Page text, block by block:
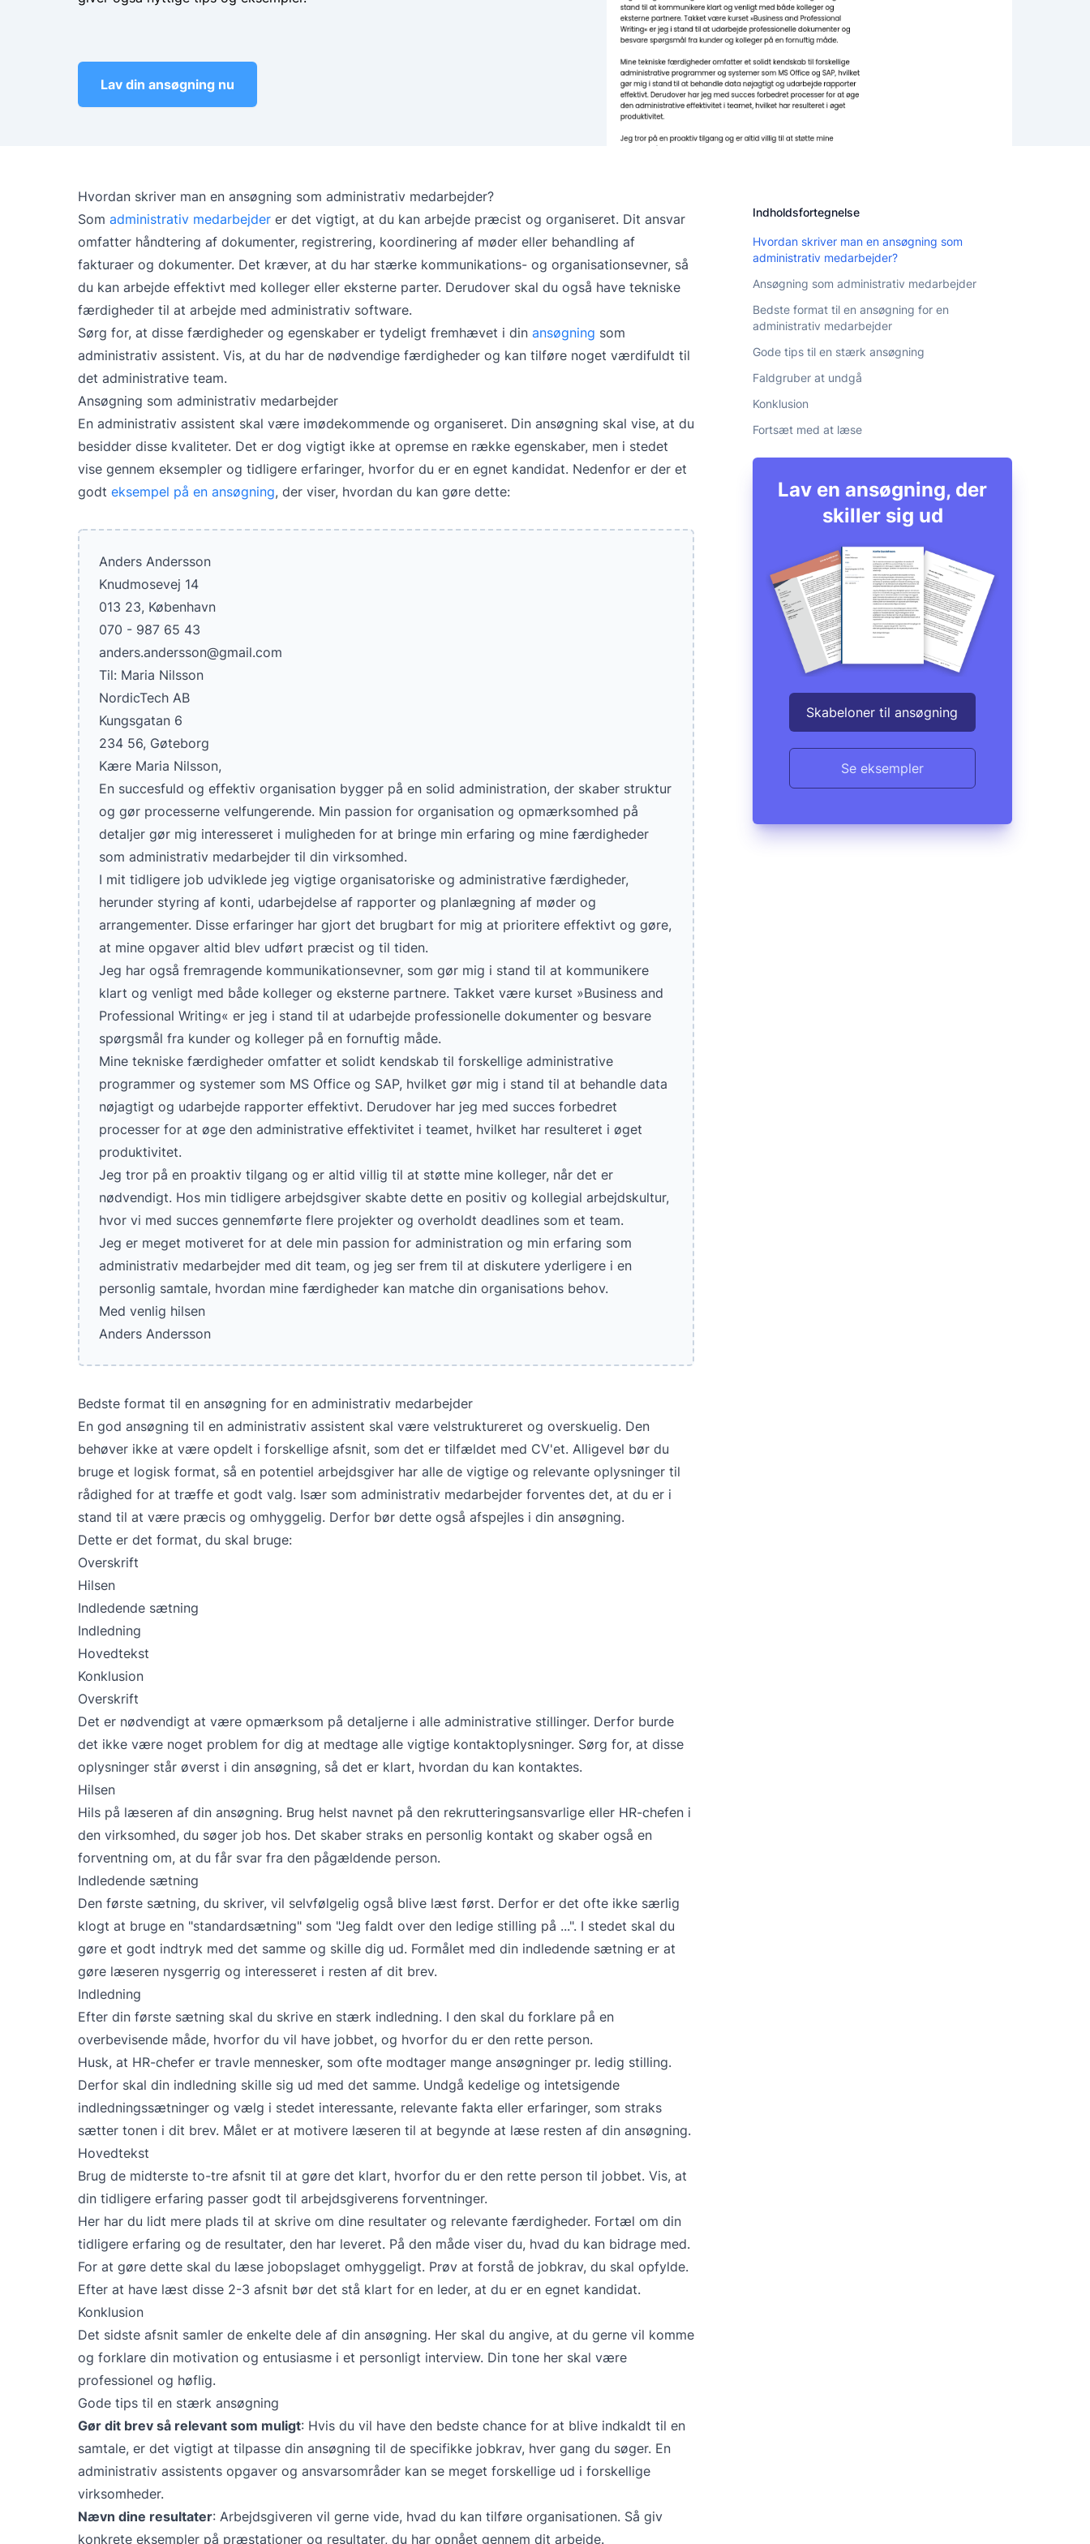
Lav din ansøgning nu
Hvordan skriver man en ansøgning som administrativ medarbejder?
Som administrativ medarbejder er det vigtigt, at du kan arbejde præcist og organiseret. Dit ansvar
omfatter håndtering af dokumenter, registrering, koordinering af møder eller behandling af
fakturaer og dokumenter. Det kræver, at du har stærke kommunikations- og organisationsevner, så
du kan arbejde effektivt med kolleger eller eksterne parter. Derudover skal du også have tekniske
færdigheder til at arbejde med administrativ software.
Sørg for, at disse færdigheder og egenskaber er tydeligt fremhævet i din ansøgning som
administrativ assistent. Vis, at du har de nødvendige færdigheder og kan tilføre noget værdifuldt til
det administrative team.
Ansøgning som administrativ medarbejder
En administrativ assistent skal være imødekommende og organiseret. Din ansøgning skal vise, at du
besidder disse kvaliteter. Det er dog vigtigt ikke at opremse en række egenskaber, men i stedet
vise gennem eksempler og tidligere erfaringer, hvorfor du er en egnet kandidat. Nedenfor er der et
godt eksempel på en ansøgning, der viser, hvordan du kan gøre dette:
Anders Andersson
Knudmosevej 14
013 23, København
070 - 987 65 43
anders.andersson@gmail.com
Til: Maria Nilsson
NordicTech AB
Kungsgatan 6
234 56, Gøteborg
Kære Maria Nilsson,
En succesfuld og effektiv organisation bygger på en solid administration, der skaber struktur
og gør processerne velfungerende. Min passion for organisation og opmærksomhed på
detaljer gør mig interesseret i muligheden for at bringe min erfaring og mine færdigheder
som administrativ medarbejder til din virksomhed.
I mit tidligere job udviklede jeg vigtige organisatoriske og administrative færdigheder,
herunder styring af konti, udarbejdelse af rapporter og planlægning af møder og
arrangementer. Disse erfaringer har gjort det brugbart for mig at prioritere effektivt og gøre,
at mine opgaver altid blev udført præcist og til tiden.
Jeg har også fremragende kommunikationsevner, som gør mig i stand til at kommunikere
klart og venligt med både kolleger og eksterne partnere. Takket være kurset »Business and
Professional Writing« er jeg i stand til at udarbejde professionelle dokumenter og besvare
spørgsmål fra kunder og kolleger på en fornuftig måde.
Mine tekniske færdigheder omfatter et solidt kendskab til forskellige administrative
programmer og systemer som MS Office og SAP, hvilket gør mig i stand til at behandle data
nøjagtigt og udarbejde rapporter effektivt. Derudover har jeg med succes forbedret
processer for at øge den administrative effektivitet i teamet, hvilket har resulteret i øget
produktivitet.
Jeg tror på en proaktiv tilgang og er altid villig til at støtte mine kolleger, når det er
nødvendigt. Hos min tidligere arbejdsgiver skabte dette en positiv og kollegial arbejdskultur,
hvor vi med succes gennemførte flere projekter og overholdt deadlines som et team.
Jeg er meget motiveret for at dele min passion for administration og min erfaring som
administrativ medarbejder med dit team, og jeg ser frem til at diskutere yderligere i en
personlig samtale, hvordan mine færdigheder kan matche din organisations behov.
Med venlig hilsen
Anders Andersson
Bedste format til en ansøgning for en administrativ medarbejder
En god ansøgning til en administrativ assistent skal være velstruktureret og overskuelig. Den
behøver ikke at være opdelt i forskellige afsnit, som det er tilfældet med CV'et. Alligevel bør du
bruge et logisk format, så en potentiel arbejdsgiver har alle de vigtige og relevante oplysninger til
rådighed for at træffe et godt valg. Især som administrativ medarbejder forventes det, at du er i
stand til at være præcis og omhyggelig. Derfor bør dette også afspejles i din ansøgning.
Dette er det format, du skal bruge:
Overskrift
Hilsen
Indledende sætning
Indledning
Hovedtekst
Konklusion
Overskrift
Det er nødvendigt at være opmærksom på detaljerne i alle administrative stillinger. Derfor burde
det ikke være noget problem for dig at medtage alle vigtige kontaktoplysninger. Sørg for, at disse
oplysninger står øverst i din ansøgning, så det er klart, hvordan du kan kontaktes.
Hilsen
Hils på læseren af din ansøgning. Brug helst navnet på den rekrutteringsansvarlige eller HR-chefen i
den virksomhed, du søger job hos. Det skaber straks en personlig kontakt og skaber også en
forventning om, at du får svar fra den pågældende person.
Indledende sætning
Den første sætning, du skriver, vil selvfølgelig også blive læst først. Derfor er det ofte ikke særlig
klogt at bruge en "standardsætning" som "Jeg faldt over den ledige stilling på ...". I stedet skal du
gøre et godt indtryk med det samme og skille dig ud. Formålet med din indledende sætning er at
gøre læseren nysgerrig og interesseret i resten af dit brev.
Indledning
Efter din første sætning skal du skrive en stærk indledning. I den skal du forklare på en
overbevisende måde, hvorfor du vil have jobbet, og hvorfor du er den rette person.
Husk, at HR-chefer er travle mennesker, som ofte modtager mange ansøgninger pr. ledig stilling.
Derfor skal din indledning skille sig ud med det samme. Undgå kedelige og intetsigende
indledningssætninger og vælg i stedet interessante, relevante fakta eller erfaringer, som straks
sætter tonen i dit brev. Målet er at motivere læseren til at begynde at læse resten af din ansøgning.
Hovedtekst
Brug de midterste to-tre afsnit til at gøre det klart, hvorfor du er den rette person til jobbet. Vis, at
din tidligere erfaring passer godt til arbejdsgiverens forventninger.
Her har du lidt mere plads til at skrive om dine resultater og relevante færdigheder. Fortæl om din
tidligere erfaring og de resultater, den har leveret. På den måde viser du, hvad du kan bidrage med.
For at gøre dette skal du læse jobopslaget omhyggeligt. Prøv at forstå de jobkrav, du skal opfylde.
Efter at have læst disse 2-3 afsnit bør det stå klart for en leder, at du er en egnet kandidat.
Konklusion
Det sidste afsnit samler de enkelte dele af din ansøgning. Her skal du angive, at du gerne vil komme
og forklare din motivation og entusiasme i et personligt interview. Din tone her skal være
professionel og høflig.
Gode tips til en stærk ansøgning
Gør dit brev så relevant som muligt: Hvis du vil have den bedste chance for at blive indkaldt til en
samtale, er det vigtigt at tilpasse din ansøgning til de specifikke jobkrav, hver gang du søger. En
administrativ assistents opgaver og ansvarsområder kan se meget forskellige ud i forskellige
virksomheder.
Nævn dine resultater: Arbejdsgiveren vil gerne vide, hvad du kan tilføre organisationen. Så giv
konkrete eksempler på præstationer og resultater, du har opnået gennem dit arbejde.
Indholdsfortegnelse
Hvordan skriver man en ansøgning som
administrativ medarbejder?
Ansøgning som administrativ medarbejder
Bedste format til en ansøgning for en
administrativ medarbejder
Gode tips til en stærk ansøgning
Faldgruber at undgå
Konklusion
Fortsæt med at læse
Lav en ansøgning, der
skiller sig ud
Skabeloner til ansøgning
Se eksempler